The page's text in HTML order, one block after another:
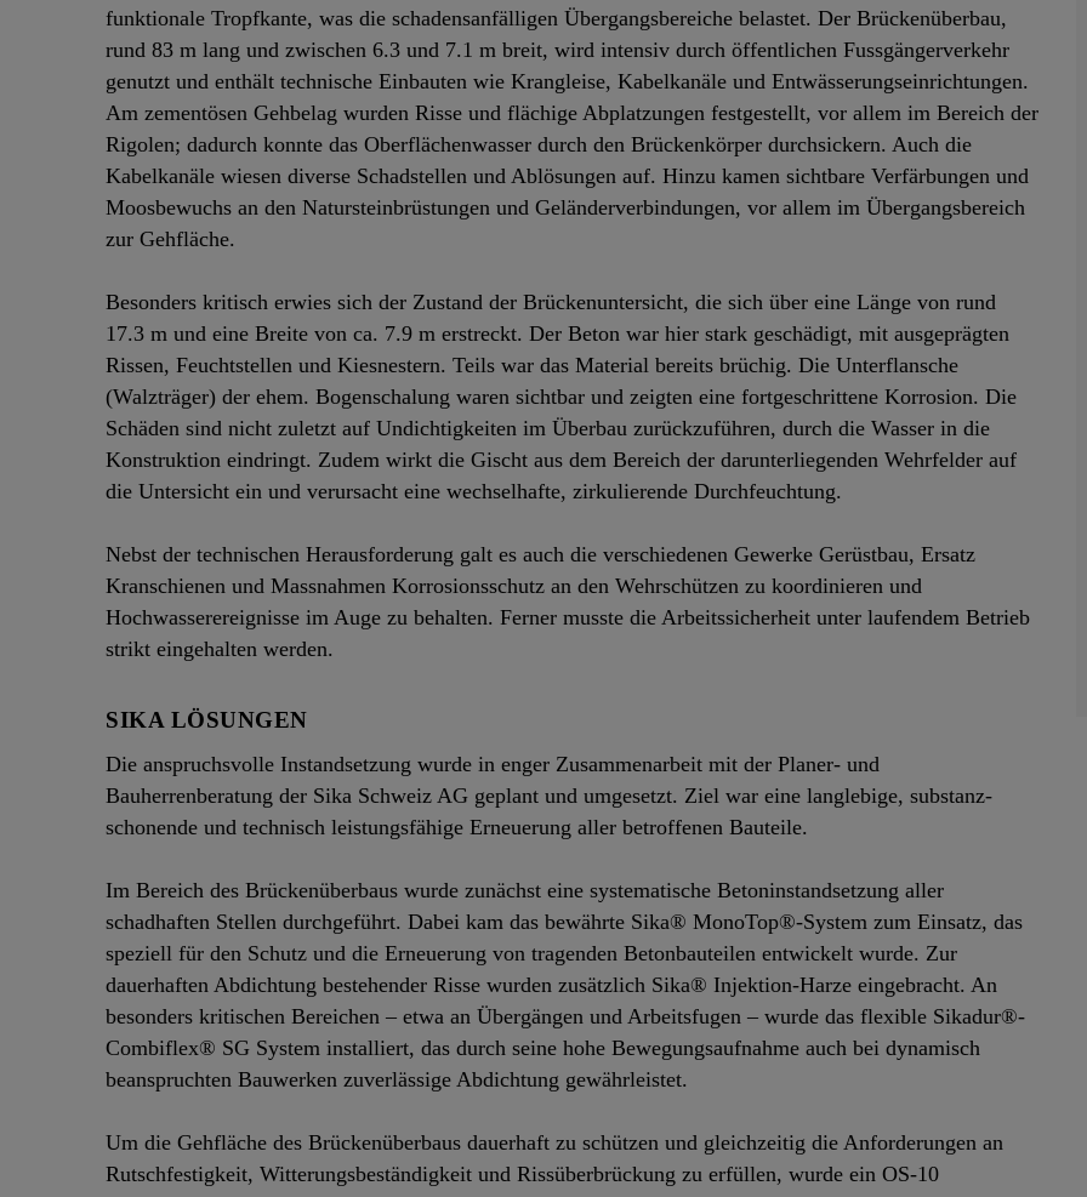
funktionale Tropfkante, was die schadensanfälligen Übergangsbereiche belastet. Der Brückenüberbau,
rund 83 m lang und zwischen 6.3 und 7.1 m breit, wird intensiv durch öffentlichen Fussgängerverkehr
genutzt und enthält technische Einbauten wie Krangleise, Kabelkanäle und Entwässerungseinrichtungen.
Am zementösen Gehbelag wurden Risse und flächige Abplatzungen festgestellt, vor allem im Bereich der
Rigolen; dadurch konnte das Oberflächenwasser durch den Brückenkörper durchsickern. Auch die
Kabelkanäle wiesen diverse Schadstellen und Ablösungen auf. Hinzu kamen sichtbare Verfärbungen und
Moosbewuchs an den Natursteinbrüstungen und Geländerverbindungen, vor allem im Übergangsbereich
zur Gehfläche.
Besonders kritisch erwies sich der Zustand der Brückenuntersicht, die sich über eine Länge von rund
17.3 m und eine Breite von ca. 7.9 m erstreckt. Der Beton war hier stark geschädigt, mit ausgeprägten
Rissen, Feuchtstellen und Kiesnestern. Teils war das Material bereits brüchig. Die Unterflansche
(Walzträger) der ehem. Bogenschalung waren sichtbar und zeigten eine fortgeschrittene Korrosion. Die
Schäden sind nicht zuletzt auf Undichtigkeiten im Überbau zurückzuführen, durch die Wasser in die
Konstruktion eindringt. Zudem wirkt die Gischt aus dem Bereich der darunterliegenden Wehrfelder auf
die Untersicht ein und verursacht eine wechselhafte, zirkulierende Durchfeuchtung.
Nebst der technischen Herausforderung galt es auch die verschiedenen Gewerke Gerüstbau, Ersatz
Kranschienen und Massnahmen Korrosionsschutz an den Wehrschützen zu koordinieren und
Hochwasserereignisse im Auge zu behalten. Ferner musste die Arbeitssicherheit unter laufendem Betrieb
strikt eingehalten werden.
SIKA LÖSUNGEN
Die anspruchsvolle Instandsetzung wurde in enger Zusammenarbeit mit der Planer- und
Bauherrenberatung der Sika Schweiz AG geplant und umgesetzt. Ziel war eine langlebige, substanz-
schonende und technisch leistungsfähige Erneuerung aller betroffenen Bauteile.
Im Bereich des Brückenüberbaus wurde zunächst eine systematische Betoninstandsetzung aller
schadhaften Stellen durchgeführt. Dabei kam das bewährte Sika® MonoTop®-System zum Einsatz, das
speziell für den Schutz und die Erneuerung von tragenden Betonbauteilen entwickelt wurde. Zur
dauerhaften Abdichtung bestehender Risse wurden zusätzlich Sika® Injektion-Harze eingebracht. An
besonders kritischen Bereichen – etwa an Übergängen und Arbeitsfugen – wurde das flexible Sikadur®-
Combiflex® SG System installiert, das durch seine hohe Bewegungsaufnahme auch bei dynamisch
beanspruchten Bauwerken zuverlässige Abdichtung gewährleistet.
Um die Gehfläche des Brückenüberbaus dauerhaft zu schützen und gleichzeitig die Anforderungen an
Rutschfestigkeit, Witterungsbeständigkeit und Rissüberbrückung zu erfüllen, wurde ein OS-10